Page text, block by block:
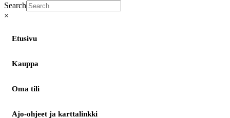
Search
×
Etusivu
Kauppa
Oma tili
Ajo-ohjeet ja karttalinkki